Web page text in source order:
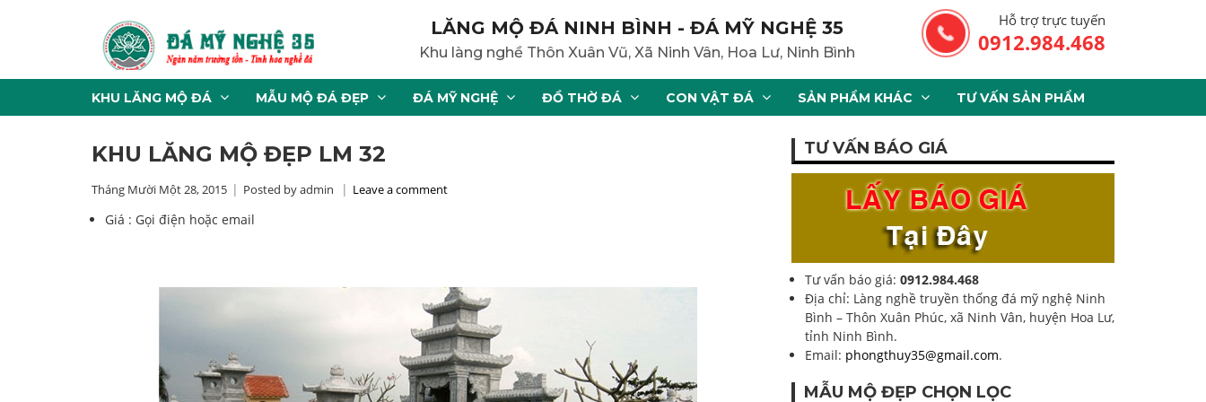
LĂNG MỘ ĐÁ NINH BÌNH - ĐÁ MỸ NGHỆ 35
Khu làng nghề Thôn Xuân Vũ, Xã Ninh Vân, Hoa Lư, Ninh Bình
Hỗ trợ trực tuyến
0912.984.468
KHU LĂNG MỘ ĐÁ MẪU MỘ ĐÁ ĐẸP ĐÁ MỸ NGHỆ ĐỒ THỜ ĐÁ CON VẬT ĐÁ SẢN PHẨM KHÁC TƯ VẤN SẢN PHẨM
KHU LĂNG MỘ ĐẸP LM 32
Tháng Mười Một 28, 2015 Posted by admin Leave a comment
Giá : Gọi điện hoặc email
TƯ VẤN BÁO GIÁ
Tư vấn báo giá: 0912.984.468
Địa chỉ: Làng nghề truyền thống đá mỹ nghệ Ninh
Bình – Thôn Xuân Phúc, xã Ninh Vân, huyện Hoa Lư,
tỉnh Ninh Bình.
Email: phongthuy35@gmail.com.
MẪU MỘ ĐẸP CHỌN LỌC